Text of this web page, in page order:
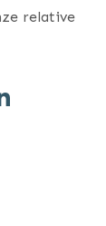
relative